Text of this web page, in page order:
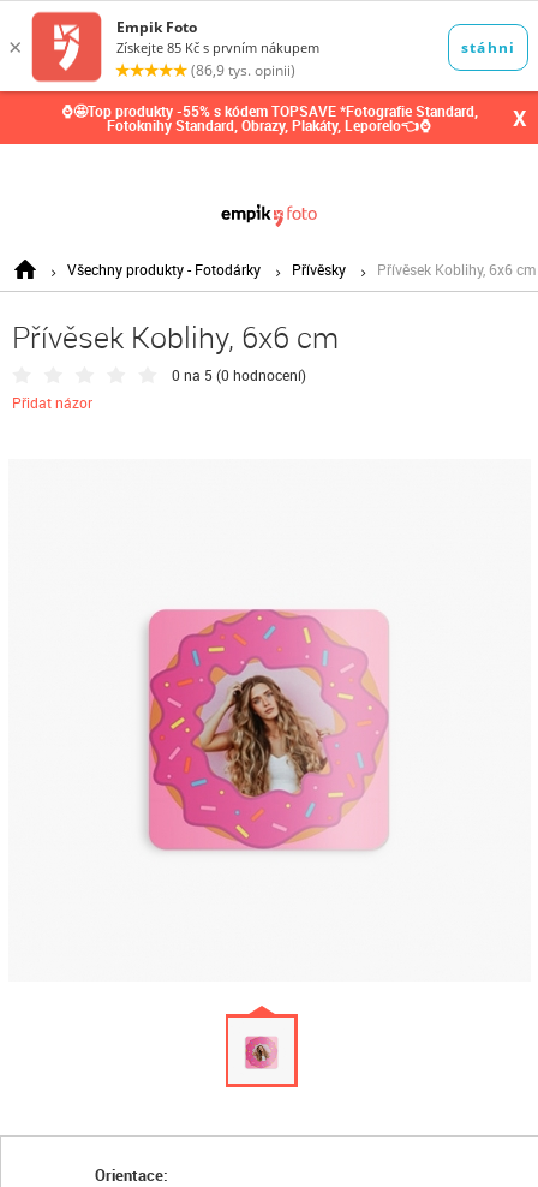
⌚🤩Top produkty -55% s kódem TOPSAVE *Fotografie Standard,
Fotoknihy Standard, Obrazy, Plakáty, Leporelo👈⌚ X
Všechny produkty - Fotodárky Přívěsky Přívěsek Koblihy, 6x6 cm
Přívěsek Koblihy, 6x6 cm
0 na 5 (0 hodnocení)
Přidat názor
Orientace: